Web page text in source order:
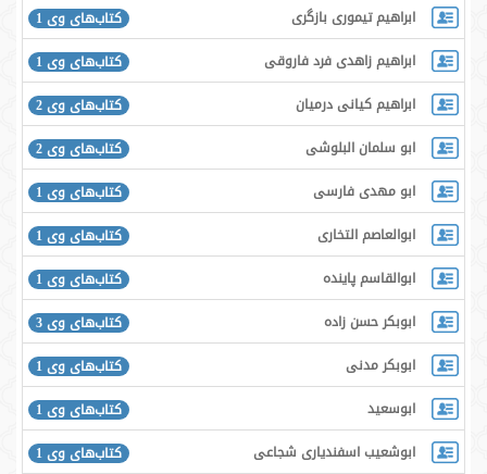
ابراهیم تیموری بازگری
کتاب‌های وی 1
ابراهیم زاهدی فرد فاروقی
کتاب‌های وی 1
ابراهیم كیانی درمیان
کتاب‌های وی 2
ابو سلمان البلوشی
کتاب‌های وی 2
ابو مهدی فارسی
کتاب‌های وی 1
ابوالعاصم التخاری
کتاب‌های وی 1
ابوالقاسم پاینده
کتاب‌های وی 1
ابوبکر حسن زاده
کتاب‌های وی 3
ابوبکر مدنی
کتاب‌های وی 1
ابوسعید
کتاب‌های وی 1
ابوشعیب اسفندیاری شجاعی
کتاب‌های وی 1